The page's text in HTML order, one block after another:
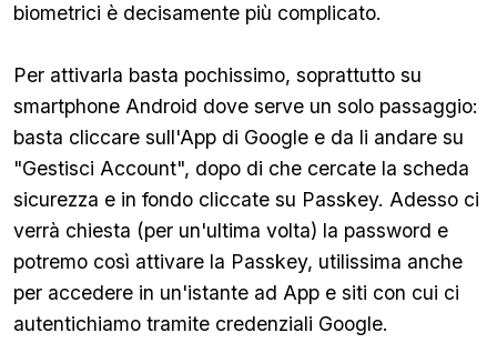
biometrici è decisamente più complicato.
Per attivarla basta pochissimo, soprattutto su
smartphone Android dove serve un solo passaggio:
basta cliccare sull'App di Google e da li andare su
"Gestisci Account", dopo di che cercate la scheda
sicurezza e in fondo cliccate su Passkey. Adesso ci
verrà chiesta (per un'ultima volta) la password e
potremo così attivare la Passkey, utilissima anche
per accedere in un'istante ad App e siti con cui ci
autentichiamo tramite credenziali Google.